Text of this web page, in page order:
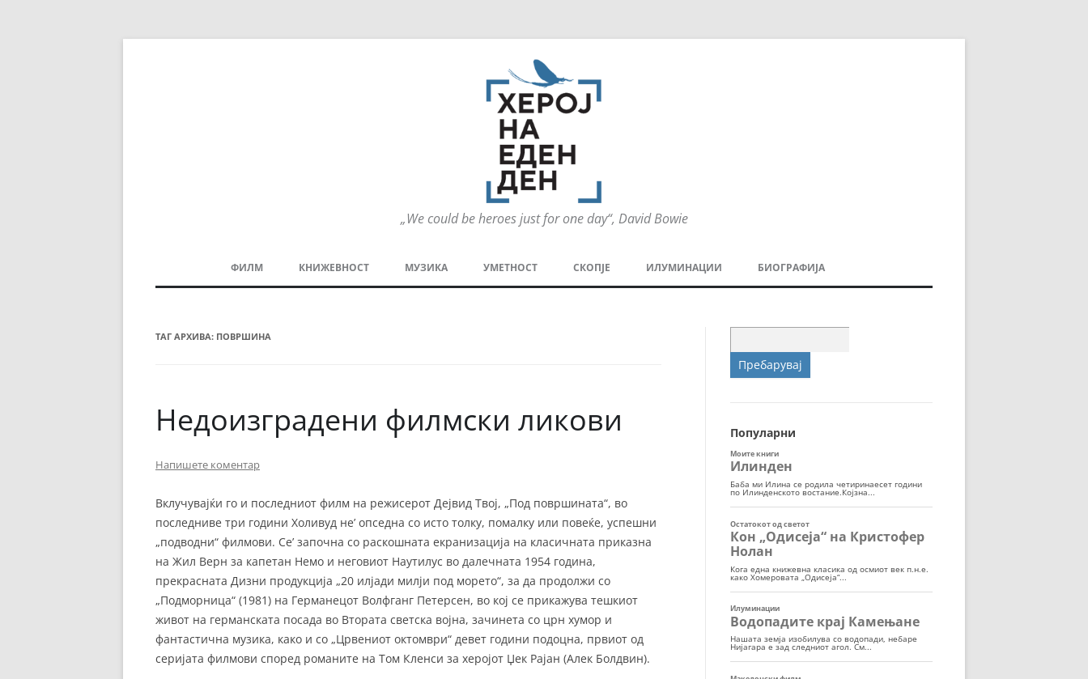
„We could be heroes just for one day“, David Bowie
содржината
ФИЛМ
БАЛКАНСКИ ФИЛМ
ЖАНРОВИ
ФИЛМОПОЛИС
КНИЖЕВНОСТ МУЗИКА УМЕТНОСТ СКОПЈЕ ИЛУМИНАЦИИ
СПОРТ
БИОГРАФИЈА
ТАГ АРХИВА: ПОВРШИНА
Недоизградени филмски ликови
Напишете коментар
Вклучувајќи го и последниот филм на режисерот Дејвид Твој, „Под површината“, во
последниве три години Холивуд не’ опседна со исто толку, помалку или повеќе, успешни
„подводни“ филмови. Се’ започна со раскошната екранизација на класичната приказна
на Жил Верн за капетан Немо и неговиот Наутилус во далечната 1954 година,
прекрасната Дизни продукција „20 илјади милји под морето“, за да продолжи со
„Подморница“ (1981) на Германецот Волфганг Петерсен, во кој се прикажува тешкиот
живот на германската посада во Втората светска војна, зачинета со црн хумор и
фантастична музика, како и со „Црвениот октомври“ девет години подоцна, првиот од
серијата филмови според романите на Том Кленси за херојот Џек Рајан (Алек Болдвин).
за:
Популарни